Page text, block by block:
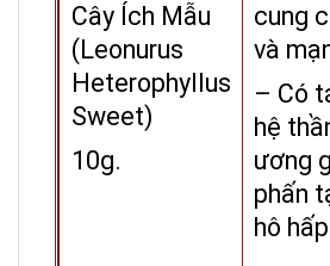
Cây Ích Mẫu
(Leonurus
Heterophyllus
Sweet)
10g.
cung
và
– Có
hệ
ương
phấn
hô